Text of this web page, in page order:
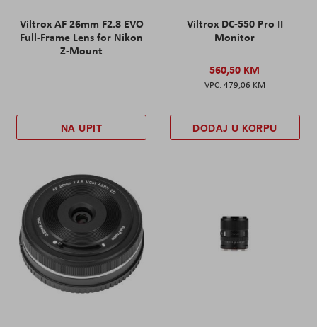
Viltrox AF 26mm F2.8 EVO
Full-Frame Lens for Nikon
Z-Mount
NA UPIT
Viltrox DC-550 Pro II
Monitor
560,50 KM
479,06 KM
DODAJ U KORPU